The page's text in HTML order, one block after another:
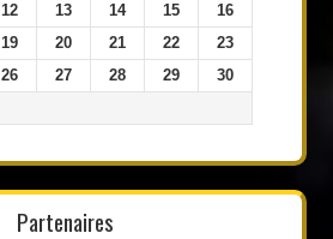
12 13 14 15
16
19 20 21 22
23
26 27 28 29
30
Partenaires